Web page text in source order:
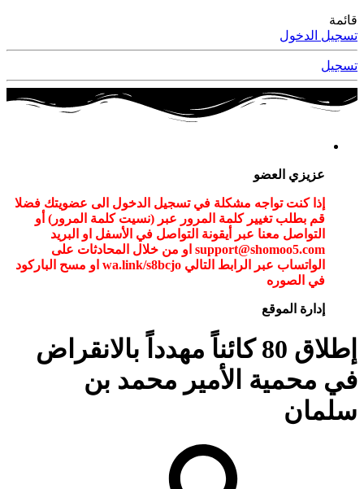
قائمة
تسجيل الدخول
تسجيل
عزيزي العضو
إذا كنت تواجه مشكلة في تسجيل الدخول الى عضويتك فضلا
قم بطلب تغيير كلمة المرور عبر (نسيت كلمة المرور) أو
التواصل معنا عبر أيقونة التواصل في الأسفل او البريد
support@shomoo5.com او من خلال المحادثات على
الواتساب عبر الرابط التالي wa.link/s8bcjo او مسح الباركود
في الصوره
إدارة الموقع
إطلاق 80 كائناً مهدداً بالانقراض
في محمية الأمير محمد بن
سلمان